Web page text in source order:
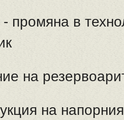
промяна в
на
на